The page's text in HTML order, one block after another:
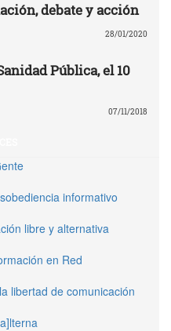
debate y acción
28/01/2020
Pública, el 10
07/11/2018
informativo
libre y alternativa
en Red
libertad de comunicación